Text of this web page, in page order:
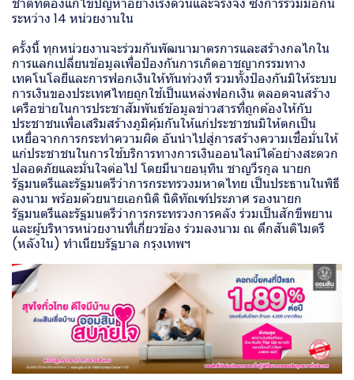
ระหว่าง 14 หน่วยงานใน
ครั้งนี้ ทุกหน่วยงานจะร่วมกันพัฒนามาตรการและสร้างกลไกใน
การแลกเปลี่ยนข้อมูลเพื่อป้องกันการเกิดอาชญากรรมทาง
เทคโนโลยีและการฟอกเงินให้ทันท่วงที รวมทั้งป้องกันมิให้ระบบ
การเงินของประเทศไทยถูกใช้เป็นแหล่งฟอกเงิน ตลอดจนสร้าง
เครือข่ายในการประชาสัมพันธ์ข้อมูลข่าวสารที่ถูกต้องให้กับ
ประชาชนเพื่อเสริมสร้างภูมิคุ้มกันให้แก่ประชาชนมิให้ตกเป็น
เหยื่อจากการกระทำความผิด อันนำไปสู่การสร้างความเชื่อมั่นให้
แก่ประชาชนในการใช้บริการทางการเงินออนไลน์ได้อย่างสะดวก
ปลอดภัยและมั่นใจต่อไป โดยมีนายอนุทิน ชาญวีรกูล นายก
รัฐมนตรีและรัฐมนตรีว่าการกระทรวงมหาดไทย เป็นประธานในพิธี
ลงนาม พร้อมด้วยนายเอกนิติ นิติทัณฑ์ประภาศ รองนายก
รัฐมนตรีและรัฐมนตรีว่าการกระทรวงการคลัง ร่วมเป็นสักขีพยาน
และผู้บริหารหน่วยงานที่เกี่ยวข้อง ร่วมลงนาม ณ ตึกสันติไมตรี
(หลังใน) ทำเนียบรัฐบาล กรุงเทพฯ